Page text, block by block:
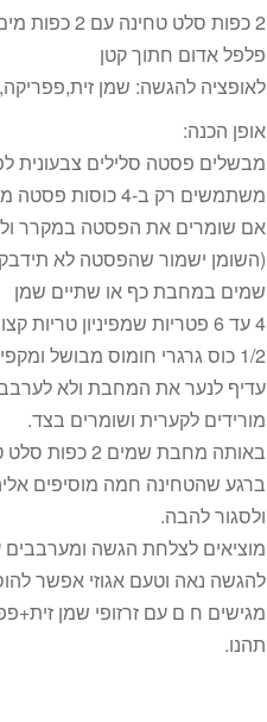
2 כפות סלט טחינה עם 2 כפות מים
פלפל אדום חתוך קטן
לאופציה להגשה: שמן
אופן הכנה:
מבשלים פסטה סלילים צבעונית
משתמשים רק ב-4 כוסות פסטה מוכנה אחרי בישול
אם שומרים את הפסטה במקרר
(השומן ישמור שהפסטה לא
שמים במחבת כף או שתיים שמן
4 עד 6 פטריות שמפיניון טריות קצוצות גס
1/2 כוס גרגרי חומוס מבושל ומקפיצים עד ש י ש ח י מ ו .
עדיף לנער את המחבת ולא לערבב
מורידים לקערית ושומרים בצד.
באותה מחבת שמים 2 כפות סלט טחינה+2 כפות מים מהברז ומערבבים
ולסגור להבה.
מוציאים לצלחת הגשה
להגשה נאה וטעם אגוזי אפשר
מגישים ח ם עם זרזופי שמן
תהנו.